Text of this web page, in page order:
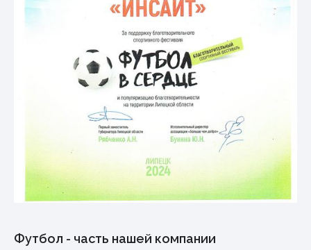
Футбол - часть нашей компании